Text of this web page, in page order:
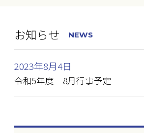
お知らせ NEWS
2023年8月4日
令和5年度 8月行事予定